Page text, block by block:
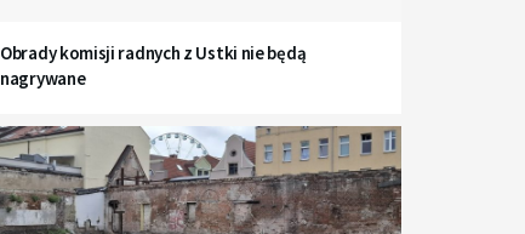
Obrady komisji radnych z Ustki nie będą
nagrywane